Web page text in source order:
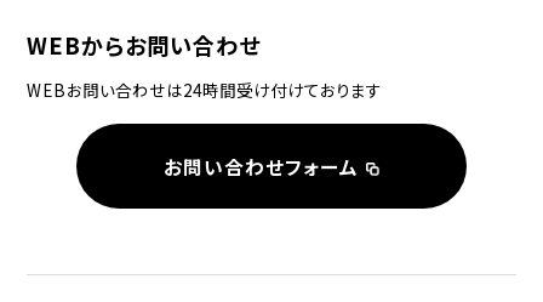
WEBからお問い合わせ
WEBお問い合わせは24時間受け付けております
お問い合わせフォーム